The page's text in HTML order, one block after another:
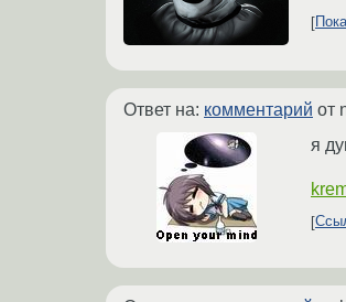
Ответ на: комментарий от
я